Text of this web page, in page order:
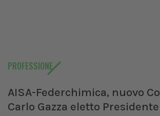
PROFESSIONE
AISA-Federchimica, nuovo
Carlo Gazza eletto Presidente